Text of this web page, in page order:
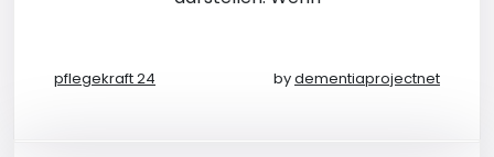
pflegekraft 24 bydementiaprojectnet